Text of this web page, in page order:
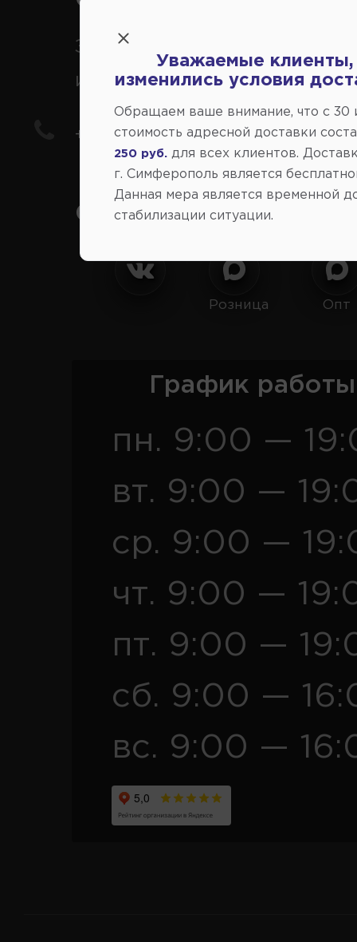
Заказ шин, дисков,
иномарки
+7(978) 206-206-8
Социальные сети:
Розница Опт
График
пн. 9:00 —
вт. 9:00 —
ср. 9:00 —
чт. 9:00 —
пт. 9:00 —
сб. 9:00 —
вс. 9:00 —
Уважаемые клиенты,
изменились условия
Обращаем ваше внимание, что c 30
стоимость адресной доставки
250 руб. для всех клиентов.
г. Симферополь является
Данная мера является временной
стабилизации ситуации.